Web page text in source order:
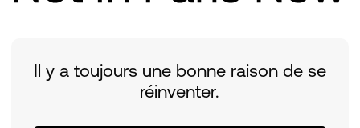
Il y a toujours une bonne raison de se
réinventer.